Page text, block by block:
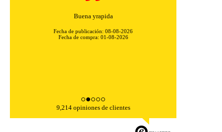
Buena yrapida
Fecha de publicación: 08-08-2026
Fecha de compra: 01-08-2026
9,214 opiniones de clientes